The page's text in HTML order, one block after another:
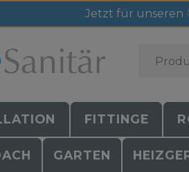
Jetzt für unseren
FITTINGE
GARTEN